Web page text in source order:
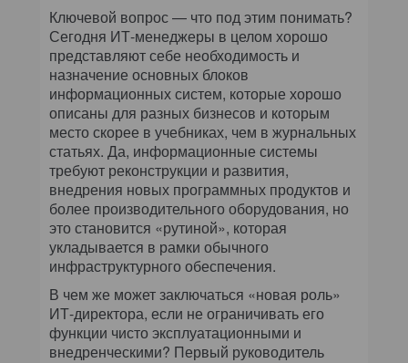
Ключевой вопрос — что под этим понимать?
Сегодня ИТ-менеджеры в целом хорошо
представляют себе необходимость и
назначение основных блоков
информационных систем, которые хорошо
описаны для разных бизнесов и которым
место скорее в учебниках, чем в журнальных
статьях. Да, информационные системы
требуют реконструкции и развития,
внедрения новых программных продуктов и
более производительного оборудования, но
это становится «рутиной», которая
укладывается в рамки обычного
инфраструктурного обеспечения.
В чем же может заключаться «новая роль»
ИТ-директора, если не ограничивать его
функции чисто эксплуатационными и
внедренческими? Первый руководитель